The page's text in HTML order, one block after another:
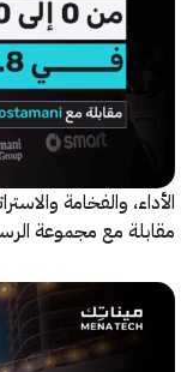
مع مجموعة الرستماني